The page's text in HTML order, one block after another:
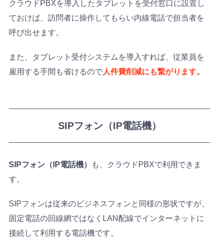
クラウドPBXを導入したタブレットを受付窓口に設置し
ておけば、訪問者に操作してもらい内線電話で担当者を
呼び出せます。
また、タブレット受付システムを導入すれば、従業員を
雇用する手間も省けるので人件費削減にも繋がります。
SIPフォン（IP電話機）
SIPフォン（IP電話機）
も、クラウドPBXで利用できま
す。
SIPフォンは従来のビジネスフォンと同様の形状ですが、
固定電話の回線網ではなくLAN配線でインターネットに
接続して利用する電話機です。